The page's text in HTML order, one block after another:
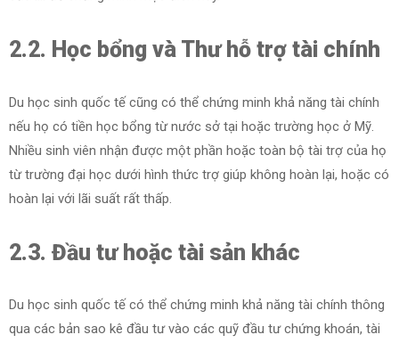
2.2. Học bổng và Thư hỗ trợ tài chính
Du học sinh quốc tế cũng có thể chứng minh khả năng tài chính
nếu họ có tiền học bổng từ nước sở tại hoặc trường học ở Mỹ.
Nhiều sinh viên nhận được một phần hoặc toàn bộ tài trợ của họ
từ trường đại học dưới hình thức trợ giúp không hoàn lại, hoặc có
hoàn lại với lãi suất rất thấp.
2.3. Đầu tư hoặc tài sản khác
Du học sinh quốc tế có thể chứng minh khả năng tài chính thông
qua các bản sao kê đầu tư vào các quỹ đầu tư chứng khoán, tài